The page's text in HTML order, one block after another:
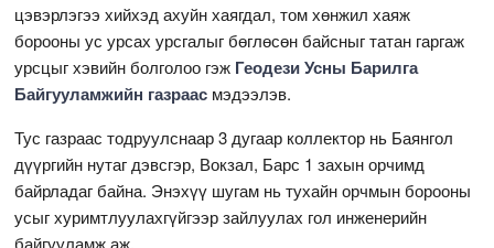
цэвэрлэгээ хийхэд ахуйн хаягдал, том хөнжил хаяж
борооны ус урсах урсгалыг бөглөсөн байсныг татан гаргаж
урсцыг хэвийн болголоо гэж Геодези Усны Барилга
Байгууламжийн газраас мэдээлэв.
Тус газраас тодруулснаар 3 дугаар коллектор нь Баянгол
дүүргийн нутаг дэвсгэр, Вокзал, Барс 1 захын орчимд
байрладаг байна. Энэхүү шугам нь тухайн орчмын борооны
усыг хуримтлуулахгүйгээр зайлуулах гол инженерийн
байгууламж аж.